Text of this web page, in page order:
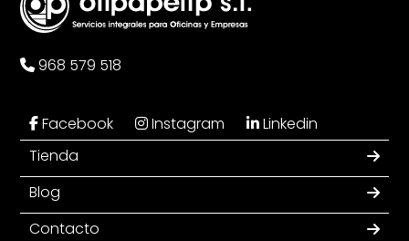
968 579 518
Facebook Instagram
Linkedin
Tienda
Blog
Contacto